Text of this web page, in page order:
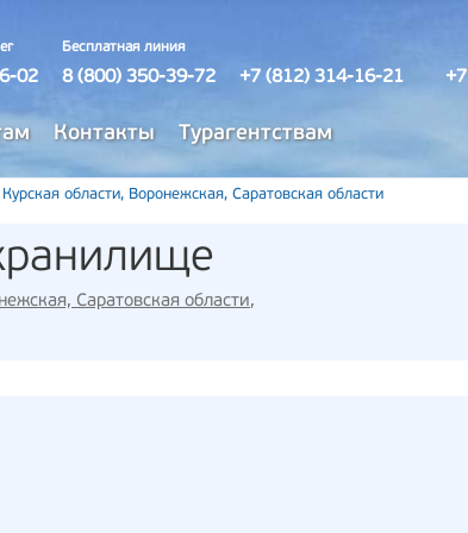
02
Бесплатная линия
8 (800) 350-39-72 +7 (812) 314-16-21
Контакты Турагентствам
области, Воронежская, Саратовская области
Саратовская области,